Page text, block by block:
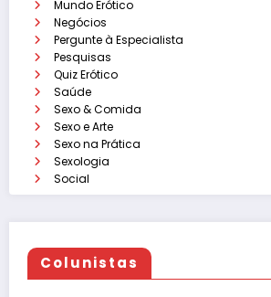
Mundo Erótico
Negócios
Pergunte à Especialista
Pesquisas
Quiz Erótico
Saúde
Sexo & Comida
Sexo e Arte
Sexo na Prática
Sexologia
Social
Colunistas